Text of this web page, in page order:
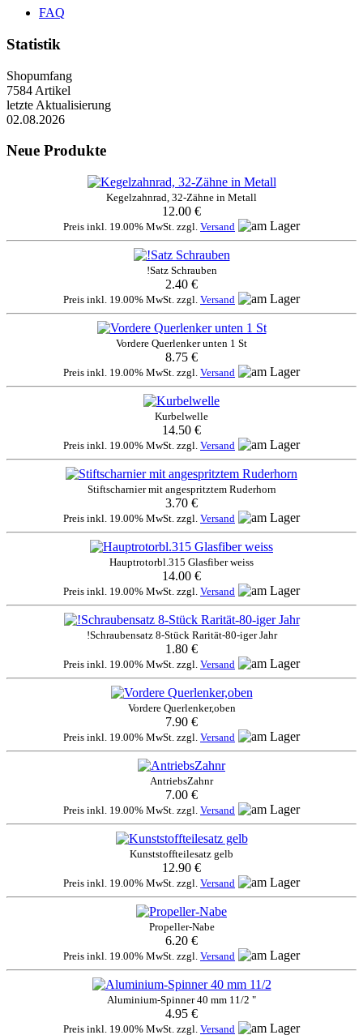
FAQ
Statistik
Shopumfang
7584 Artikel
letzte Aktualisierung
02.08.2026
Neue Produkte
Kegelzahnrad, 32-Zähne in Metall
12.00 €
Preis inkl. 19.00% MwSt. zzgl. Versand
!Satz Schrauben
2.40 €
Preis inkl. 19.00% MwSt. zzgl. Versand
Vordere Querlenker unten 1 St
8.75 €
Preis inkl. 19.00% MwSt. zzgl. Versand
Kurbelwelle
14.50 €
Preis inkl. 19.00% MwSt. zzgl. Versand
Stiftscharnier mit angespritztem Ruderhorn
3.70 €
Preis inkl. 19.00% MwSt. zzgl. Versand
Hauptrotorbl.315 Glasfiber weiss
14.00 €
Preis inkl. 19.00% MwSt. zzgl. Versand
!Schraubensatz 8-Stück Rarität-80-iger Jahr
1.80 €
Preis inkl. 19.00% MwSt. zzgl. Versand
Vordere Querlenker,oben
7.90 €
Preis inkl. 19.00% MwSt. zzgl. Versand
AntriebsZahnr
7.00 €
Preis inkl. 19.00% MwSt. zzgl. Versand
Kunststoffteilesatz gelb
12.90 €
Preis inkl. 19.00% MwSt. zzgl. Versand
Propeller-Nabe
6.20 €
Preis inkl. 19.00% MwSt. zzgl. Versand
Aluminium-Spinner 40 mm 11/2 "
4.95 €
Preis inkl. 19.00% MwSt. zzgl. Versand